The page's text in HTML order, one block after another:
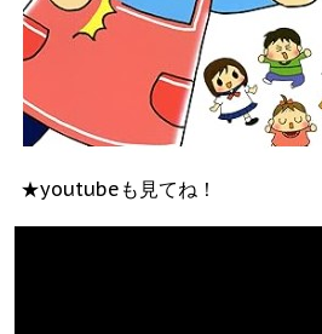
★youtubeも見てね！